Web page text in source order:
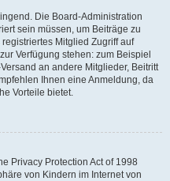
Die Board-Administration
sein müssen, um Beiträge zu
Mitglied Zugriff auf
Verfügung stehen: zum Beispiel
an andere Mitglieder, Beitritt
Ihnen eine Anmeldung, da
Vorteile bietet.
Privacy Protection Act of 1998
von Kindern im Internet von